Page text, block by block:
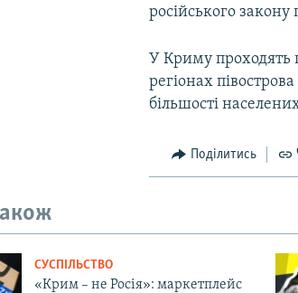
російського
У Криму проходять
регіонах
більшості
Поділитись
СУСПІЛЬСТВО
«Крим – не Росія»: маркетплейс